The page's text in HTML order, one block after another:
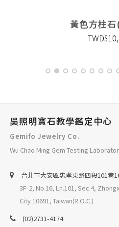
黃色方柱
吳照明寶石教學鑑定中心
Gemifo Jewelry Co.
Wu Chao Ming Gem Testing
台北巿大安區忠孝東路四段101巷
3F-2, No.16, Ln.101, Sec.4,
City 10691, Taiwan(R.O.C.)
(02)2731-4174